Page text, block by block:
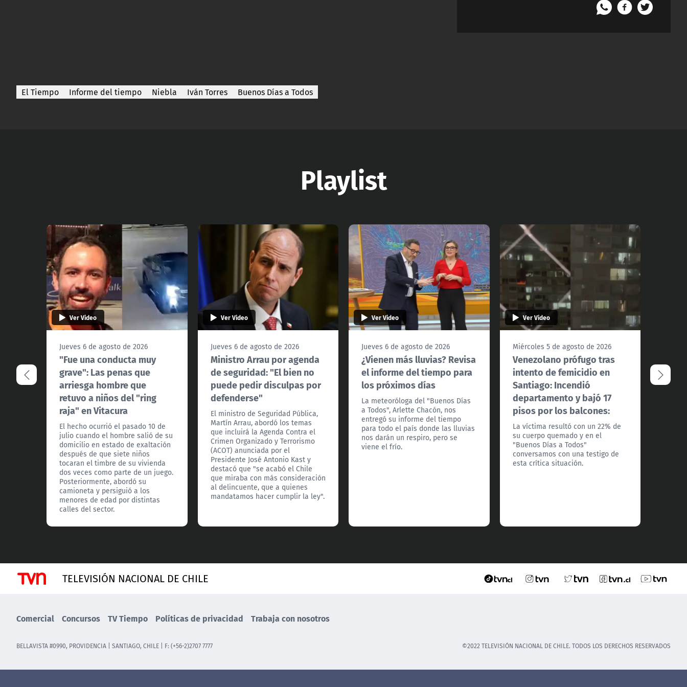
El Tiempo Informe del tiempo Niebla Iván Torres Buenos Días a Todos
Playlist
Ver Video
Jueves 6 de agosto de 2026
"Fue una conducta muy
grave": Las penas que
arriesga hombre que
retuvo a niños del "ring
raja" en Vitacura
El hecho ocurrió el pasado 10 de
julio cuando el hombre salió de su
domicilio en estado de exaltación
después de que siete niños
tocaran el timbre de su vivienda
dos veces como parte de un juego.
Posteriormente, abordó su
camioneta y persiguió a los
menores de edad por distintas
calles del sector.
Ver Video
Jueves 6 de agosto de 2026
Ministro Arrau por agenda
de seguridad: "El bien no
puede pedir disculpas por
defenderse"
El ministro de Seguridad Pública,
Martín Arrau, abordó los temas
que incluirá la Agenda Contra el
Crimen Organizado y Terrorismo
(ACOT) anunciada por el
Presidente José Antonio Kast y
destacó que "se acabó el Chile
que miraba con más consideración
al delincuente, que a quienes
mandatamos hacer cumplir la ley".
Ver Video
Jueves 6 de agosto de 2026
¿Vienen más lluvias? Revisa
el informe del tiempo para
los próximos días
La meteoróloga del "Buenos Días
a Todos", Arlette Chacón, nos
entregó su informe del tiempo
para todo el país donde las lluvias
nos darán un respiro, pero se
viene el frío.
Ver Video
Miércoles 5 de agosto de 2026
Venezolano prófugo tras
intento de femicidio en
Santiago: Incendió
departamento y bajó 17
pisos por los balcones:
La víctima resultó con un 22% de
su cuerpo quemado y en el
"Buenos Días a Todos"
conversamos con una testigo de
esta crítica situación.
TELEVISIÓN NACIONAL DE CHILE
Comercial Concursos TV Tiempo Políticas de privacidad Trabaja con nosotros
BELLAVISTA #0990, PROVIDENCIA | SANTIAGO, CHILE | F: (+56-2)2707 7777 ©2022 TELEVISIÓN NACIONAL DE CHILE. TODOS LOS DERECHOS RESERVADOS